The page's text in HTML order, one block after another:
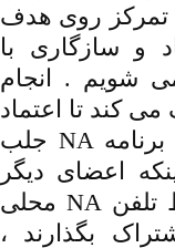
تمرکز روی هدف
و سازگاری با
شویم . انجام
کند تا اعتماد
عمومی را نسبت به موثر بودن برنامه NA جلب
اعضای دیگر
گروه های جامعه شماره خطوط تلفن NA محلی
بگذارند ،